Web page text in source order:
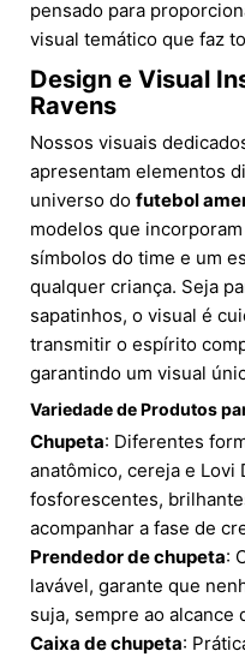
pensado para
visual temático que faz
Design e Visual
Ravens
Nossos visuais
apresentam elementos
universo do futebol
modelos que
símbolos do time e um
qualquer criança. Seja
sapatinhos, o visual é
transmitir o espírito
garantindo um visual
Variedade de Produtos
Chupeta: Diferentes
anatômico, cereja e Lovi
fosforescentes,
acompanhar a fase de
Prendedor de chupeta:
lavável, garante que
suja, sempre ao alcance
Caixa de chupeta: